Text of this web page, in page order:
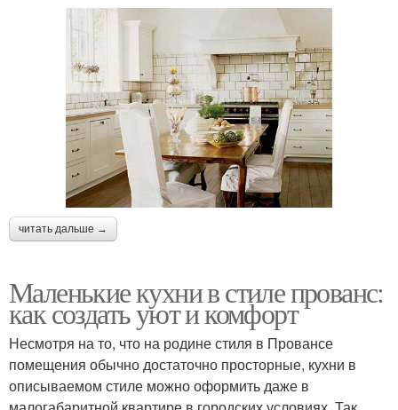
читать дальше →
Маленькие кухни в стиле прованс:
как создать уют и комфорт
Несмотря на то, что на родине стиля в Провансе
помещения обычно достаточно просторные, кухни в
описываемом стиле можно оформить даже в